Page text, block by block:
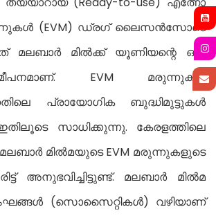
(EVM) ഡ്രഗ് ലൈസൻസോടെ
മലബാർ മിൽക്ക് യൂണിയന്റെ ഒരു
EVM മരുന്നുകൾ
പ്രായോഗിക ബുദ്ധിമുട്ടുകൾ
സാധിക്കുന്നു. കേരളത്തിലെ
മിൽമയുടെ EVM മരുന്നുകളുടെ
അനുഭവിച്ചിട്ടുണ്ട്. മലബാർ മിൽമ
(സൊസൈറ്റികൾ) വഴിയാണ്